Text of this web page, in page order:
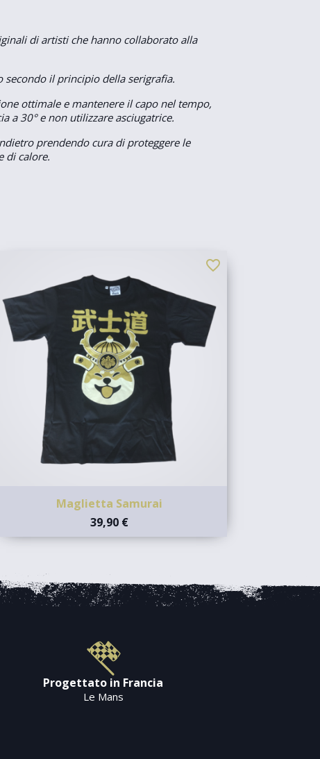
di artisti che hanno collaborato alla
secondo il principio della serigrafia.
ottimale e mantenere il capo nel tempo,
a 30° e non utilizzare asciugatrice.
prendendo cura di proteggere le
di calore.
Maglietta Samurai
39,90 €
favorite_border
Progettato in Francia
Le Mans